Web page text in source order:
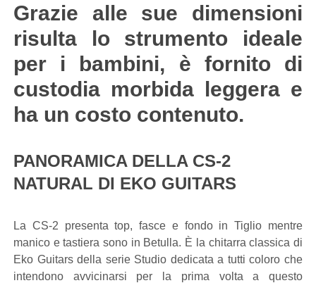
Grazie alle sue dimensioni
risulta lo strumento ideale
per i bambini, è fornito di
custodia morbida leggera e
ha un costo contenuto.
PANORAMICA DELLA CS-2
NATURAL DI EKO GUITARS
La CS-2 presenta top, fasce e fondo in Tiglio mentre
manico e tastiera sono in Betulla. È la chitarra classica di
Eko Guitars della serie Studio dedicata a tutti coloro che
intendono avvicinarsi per la prima volta a questo